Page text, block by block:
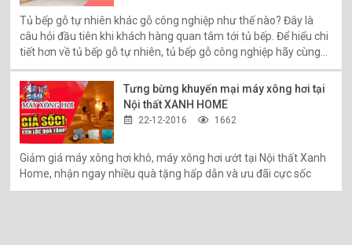
Tủ bếp gỗ tự nhiên khác gỗ công nghiệp như thế nào? Đây là
câu hỏi đầu tiên khi khách hàng quan tâm tới tủ bếp. Để hiểu chi
tiết hơn về tủ bếp gỗ tự nhiên, tủ bếp gỗ công nghiệp hãy cùng
Nội thất Xanh Home tham khảo chi tiết hơn trong bài viết này
Tưng bừng khuyến mại máy xông hơi tại
Nội thất XANH HOME
22-12-2016 1662
Giảm giá máy xông hơi khô, máy xông hơi ướt tại Nội thất Xanh
Home, nhận ngay nhiều quà tặng hấp dẫn và ưu đãi cực sốc